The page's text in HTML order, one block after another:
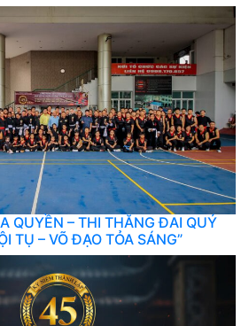
QUYỀN – THI THĂNG ĐAI QUÝ
TỤ – VÕ ĐẠO TỎA SÁNG”